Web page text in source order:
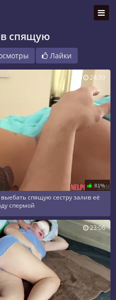
спящую
Лайки
81%
спящую сестру залив её
спермой
24:39
23:06